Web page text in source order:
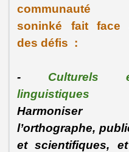
communauté
soninké fait face
des défis :
- Culturels
linguistiques
Harmoniser
l’orthographe,
et scientifiques,